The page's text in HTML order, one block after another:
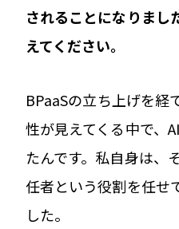
されることになりまし
えてください。
BPaaSの立ち上げを経
性が見えてくる中で、
たんです。私自身は、
任者という役割を任せ
した。